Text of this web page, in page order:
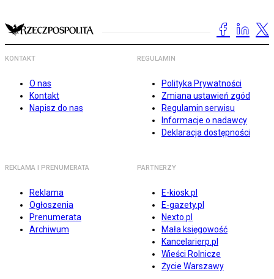
KONTAKT
O nas
Kontakt
Napisz do nas
REGULAMIN
Polityka Prywatności
Zmiana ustawień zgód
Regulamin serwisu
Informacje o nadawcy
Deklaracja dostępności
REKLAMA I PRENUMERATA
Reklama
Ogłoszenia
Prenumerata
Archiwum
PARTNERZY
E-kiosk.pl
E-gazety.pl
Nexto.pl
Mała księgowość
Kancelarierp.pl
Wieści Rolnicze
Życie Warszawy